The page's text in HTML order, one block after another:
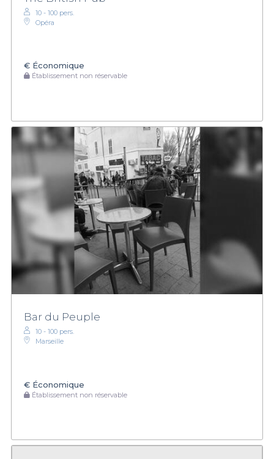
10 - 100 pers.
Opéra
€ Économique
Établissement non réservable
Bar du Peuple
10 - 100 pers.
Marseille
€ Économique
Établissement non réservable